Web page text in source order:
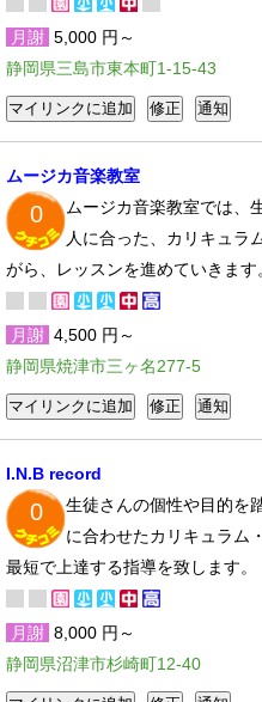
月謝 5,000 円～
静岡県三島市東本町1-15-43
ムージカ音楽教室
0
ムージカ音楽教室では、
人に合った、カリキュラ
がら、レッスンを進めていきます
月謝 4,500 円～
静岡県焼津市三ヶ名277-5
I.N.B record
0
生徒さんの個性や目的を
に合わせたカリキュラム
最短で上達する指導を致します。
月謝 8,000 円～
静岡県沼津市杉崎町12-40